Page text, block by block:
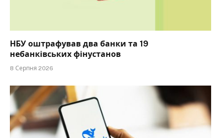
НБУ оштрафував два банки та 19
небанківських фінустанов
8 Серпня 2026